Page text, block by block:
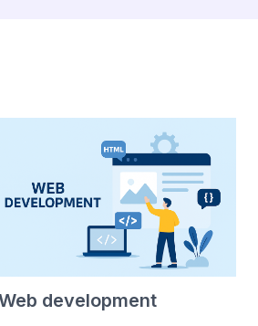
development